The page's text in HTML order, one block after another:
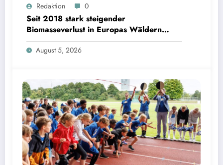
| Bild: Sebastian Kissel / TUM
Redaktion 0
Seit 2018 stark steigender
Biomasseverlust in Europas Wäldern
mindert Kohlenstoffsenken
August 5, 2026